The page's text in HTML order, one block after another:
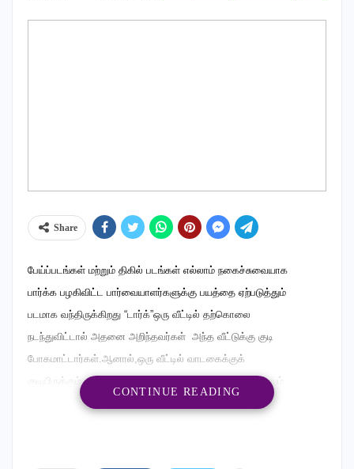
Share
பேய்ப்படங்கள் மற்றும் திகில் படங்கள் எல்லாம் நகைச்சுவையாக
பார்க்க பழகிவிட்ட பார்வையாளர்களுக்கு பயத்தை ஏற்படுத்தும்
படமாக வந்திருக்கிறது “டார்க்”ஒரு வீட்டில் தற்கொலை
நடந்துவிட்டால் அதனை அறிந்தவர்கள் அந்த வீட்டுக்கு குடி
போகமாட்டார்கள்.ஆனால்,ஒரு வீட்டில் வாடகைக்குக்
குடியிருக்கும் மூன்று இளைஞர்களில் ஒருவர்,மற்ற இருவரையும்
கொடூரமாக கொலை செய்துவிட்டு, அவரும் தற்கொலை செய்து
CONTINUE READING